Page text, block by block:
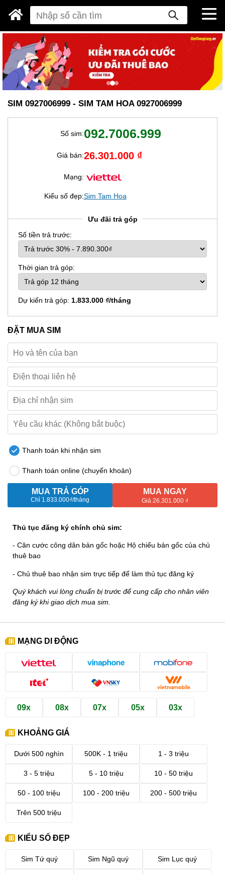
SIM 0927006999 - SIM TAM HOA 0927006999
Số sim:092.7006.999
Giá bán:26.301.000 ₫
Mạng:
Kiểu số đẹp:Sim Tam Hoa
Ưu đãi trả góp
Số tiền trả trước:
Thời gian trả góp:
Dự kiến trả góp: 1.833.000 ₫/tháng
ĐẶT MUA SIM
Thanh toán khi nhận sim
Thanh toán online (chuyển khoản)
MUA TRẢ GÓP
Chỉ 1.833.000₫/tháng
MUA NGAY
Giá 26.301.000 ₫
Thủ tục đăng ký chính chủ sim:
- Căn cước công dân bản gốc hoặc Hộ chiếu bản gốc của chủ
thuê bao
- Chủ thuê bao nhận sim trực tiếp để làm thủ tục đăng ký
Quý khách vui lòng chuẩn bị trước để cung cấp cho nhân viên
đăng ký khi giao dịch mua sim.
MẠNG DI ĐỘNG
09x 08x 07x 05x 03x
KHOẢNG GIÁ
Dưới 500 nghìn 500K - 1 triệu 1 - 3 triệu
3 - 5 triệu 5 - 10 triệu 10 - 50 triệu
50 - 100 triệu 100 - 200 triệu 200 - 500 triệu
Trên 500 triệu
KIỂU SỐ ĐẸP
Sim Tứ quý Sim Ngũ quý Sim Lục quý